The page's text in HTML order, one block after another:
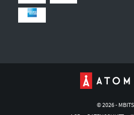
© 2026 - MBITS